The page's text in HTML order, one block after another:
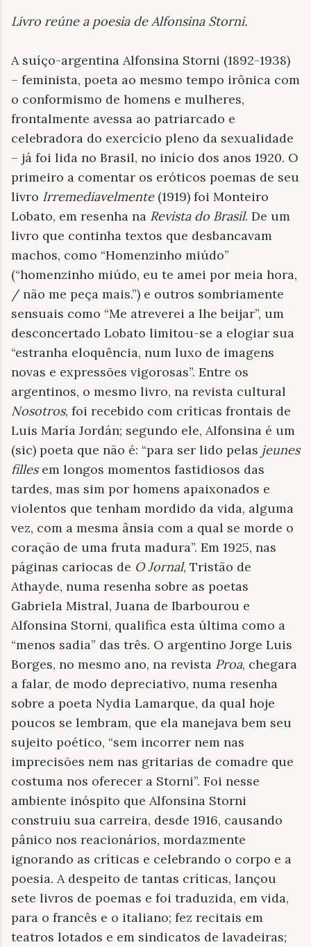
Livro reúne a poesia de Alfonsina Storni.
A suíço-argentina Alfonsina Storni (1892-1938)
– feminista, poeta ao mesmo tempo irônica com
o conformismo de homens e mulheres,
frontalmente avessa ao patriarcado e
celebradora do exercício pleno da sexualidade
– já foi lida no Brasil, no início dos anos 1920. O
primeiro a comentar os eróticos poemas de seu
livro Irremediavelmente(1919) foi Monteiro
Lobato, em resenha na Revista do Brasil. De um
livro que continha textos que desbancavam
machos, como “Homenzinho miúdo”
(“homenzinho miúdo, eu te amei por meia hora,
/ não me peça mais.”) e outros sombriamente
sensuais como “Me atreverei a lhe beijar”, um
desconcertado Lobato limitou-se a elogiar sua
“estranha eloquência, num luxo de imagens
novas e expressões vigorosas”. Entre os
argentinos, o mesmo livro, na revista cultural
Nosotros, foi recebido com críticas frontais de
Luis María Jordán; segundo ele, Alfonsina é um
(sic) poeta que não é: “para ser lido pelas jeunes
fillesem longos momentos fastidiosos das
tardes, mas sim por homens apaixonados e
violentos que tenham mordido da vida, alguma
vez, com a mesma ânsia com a qual se morde o
coração de uma fruta madura”. Em 1925, nas
páginas cariocas de O Jornal, Tristão de
Athayde, numa resenha sobre as poetas
Gabriela Mistral, Juana de Ibarbourou e
Alfonsina Storni, qualifica esta última como a
“menos sadia” das três. O argentino Jorge Luis
Borges, no mesmo ano, na revista Proa, chegara
a falar, de modo depreciativo, numa resenha
sobre a poeta Nydia Lamarque, da qual hoje
poucos se lembram, que ela manejava bem seu
sujeito poético, “sem incorrer nem nas
imprecisões nem nas gritarias de comadre que
costuma nos oferecer a Storni”. Foi nesse
ambiente inóspito que Alfonsina Storni
construiu sua carreira, desde 1916, causando
pânico nos reacionários, mordazmente
ignorando as críticas e celebrando o corpo e a
poesia. A despeito de tantas críticas, lançou
sete livros de poemas e foi traduzida, em vida,
para o francês e o italiano; fez recitais em
teatros lotados e em sindicatos de lavadeiras;